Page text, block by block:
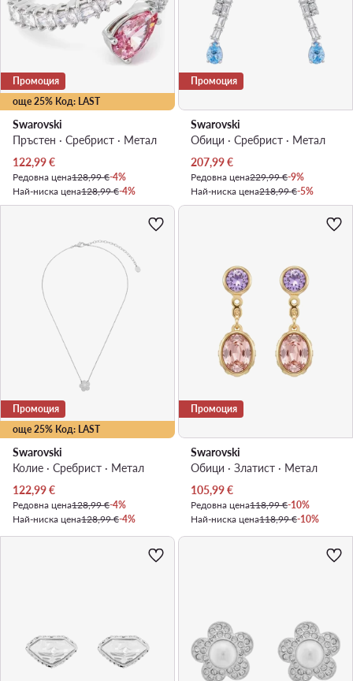
още 25% Код: LAST
Промоция
Swarovski
Пръстен · Сребрист · Mетал
Актуална цена
122,99€
Редовна цена128,99 €-4%
Най-ниска цена128,99 €-4%
Промоция
Swarovski
Обици · Сребрист · Mетал
Актуална цена
207,99€
Редовна цена229,99 €-9%
Най-ниска цена218,99 €-5%
още 25% Код: LAST
Промоция
Swarovski
Колие · Сребрист · Mетал
Актуална цена
122,99€
Редовна цена128,99 €-4%
Най-ниска цена128,99 €-4%
Промоция
Swarovski
Обици · Златист · Mетал
Актуална цена
105,99€
Редовна цена118,99 €-10%
Най-ниска цена118,99 €-10%